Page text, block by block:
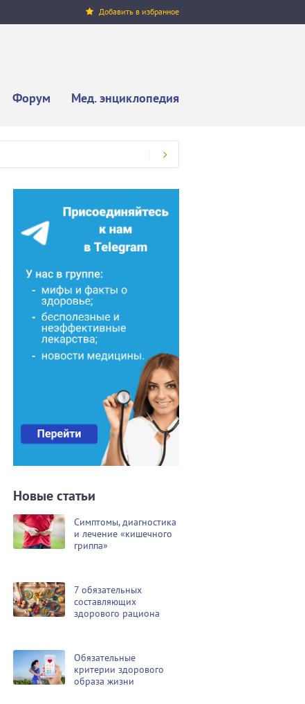
Добавить в избранное
Форум Мед. энциклопедия
Новые статьи
Симптомы, диагностика
и лечение «кишечного
гриппа»
7 обязательных
составляющих
здорового рациона
Обязательные
критерии здорового
образа жизни